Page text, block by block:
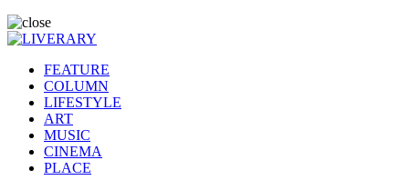
FEATURE
COLUMN
LIFESTYLE
ART
MUSIC
CINEMA
PLACE